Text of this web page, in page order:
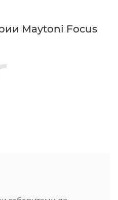
Maytoni Focus